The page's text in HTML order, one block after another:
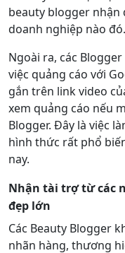
beauty blogger nhận
doanh nghiệp nào đó.
Ngoài ra, các
việc quảng cáo với
gắn trên link video
xem quảng cáo nếu
Blogger. Đây là việc
hình thức rất phổ
nay.
Nhận tài trợ từ các
đẹp lớn
Các Beauty Blogger
nhãn hàng, thương